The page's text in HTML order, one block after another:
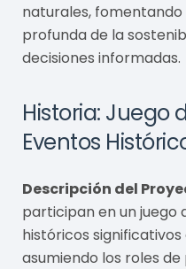
naturales,
profunda de la
decisiones informadas.
Historia: Juego
Eventos
Descripción del
participan en un juego
históricos
asumiendo los roles